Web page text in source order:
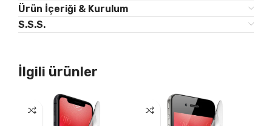
Ürün İçeriği & Kurulum
S.S.S.
İlgili ürünler